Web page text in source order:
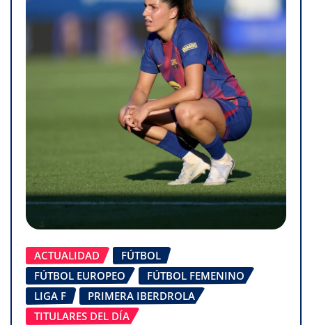
ACTUALIDAD
FÚTBOL
FÚTBOL EUROPEO
FÚTBOL FEMENINO
LIGA F
PRIMERA IBERDROLA
TITULARES DEL DÍA